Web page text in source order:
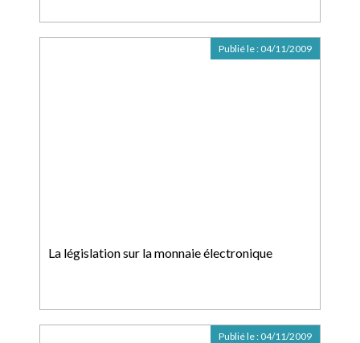
La législation sur la monnaie électronique
Publié le : 04/11/2009
Publié le : 04/11/2009